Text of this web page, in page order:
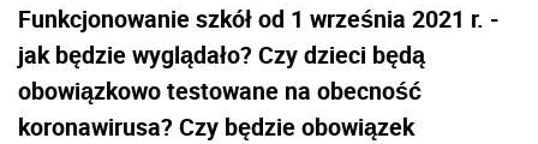
Funkcjonowanie szkół od 1 września 2021 r. -
jak będzie wyglądało? Czy dzieci będą
obowiązkowo testowane na obecność
koronawirusa? Czy będzie obowiązek